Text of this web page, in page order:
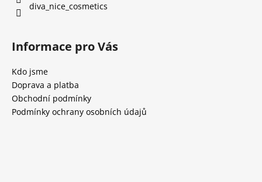
diva_nice_cosmetics
Informace pro Vás
Kdo jsme
Doprava a platba
Obchodní podmínky
Podmínky ochrany osobních údajů